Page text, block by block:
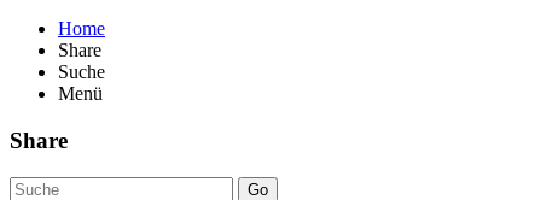
Home
Share
Suche
Menü
Share
Go